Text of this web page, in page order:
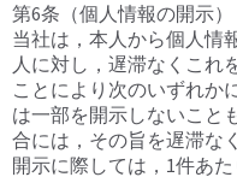
第6条（個人情報の開示）
当社は，本人から個人情
人に対し，遅滞なくこれ
ことにより次のいずれか
は一部を開示しないこと
合には，その旨を遅滞な
開示に際しては，1件あ